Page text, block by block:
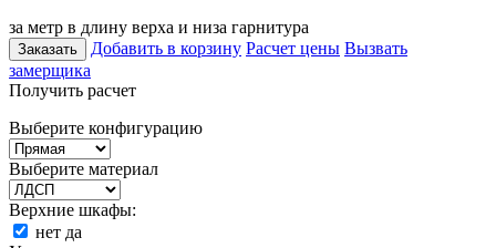
за метр в длину верха и низа гарнитура
Заказать Добавить в корзину Расчет цены Вызвать
замерщика
Получить расчет
Выберите конфигурацию
Выберите материал
Верхние шкафы:
нет да